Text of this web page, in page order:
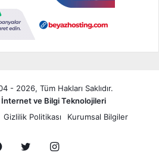
- 2026, Tüm Hakları Saklıdır.
ve Bilgi Teknolojileri
Gizlilik Politikası Kurumsal Bilgiler
Facebook
TwitterInstagram